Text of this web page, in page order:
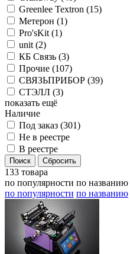
Greenlee Textron (15)
Метерон (1)
Pro'sKit (1)
unit (2)
КБ Связь (3)
Прочие (107)
СВЯЗЬПРИБОР (39)
СТЭЛЛ (3)
показать ещё
Наличие
Под заказ (301)
Не в реестре
В реестре
133 товара
по популярности по названию
по популярности по названию